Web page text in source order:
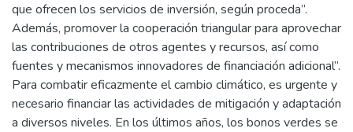
que ofrecen los servicios de inversión, según proceda”.
Además, promover la cooperación triangular para aprovechar
las contribuciones de otros agentes y recursos, así como
fuentes y mecanismos innovadores de financiación adicional”.
Para combatir eficazmente el cambio climático, es urgente y
necesario financiar las actividades de mitigación y adaptación
a diversos niveles. En los últimos años, los bonos verdes se